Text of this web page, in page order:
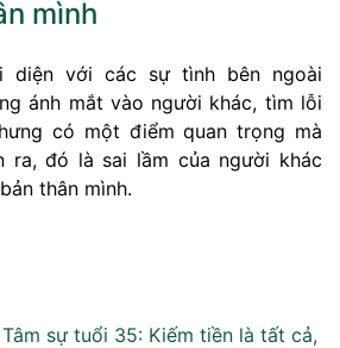
mình
diện với các sự tình bên ngoài
ánh mắt vào người khác, tìm lỗi
có một điểm quan trọng mà
ra, đó là sai lầm của người khác
thân mình.
Tâm sự tuổi 35: Kiếm tiền là tất cả,